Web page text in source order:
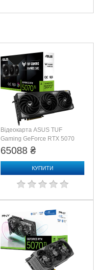
Відеокарта ASUS TUF
Gaming GeForce RTX 5070
Ti 16GB GDDR7 OC Edition
GAMING)
65088 ₴
КУПИТИ